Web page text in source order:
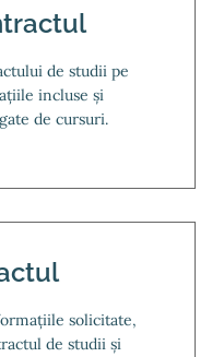
de studii pe
incluse și
de cursuri.
solicitate,
de studii și